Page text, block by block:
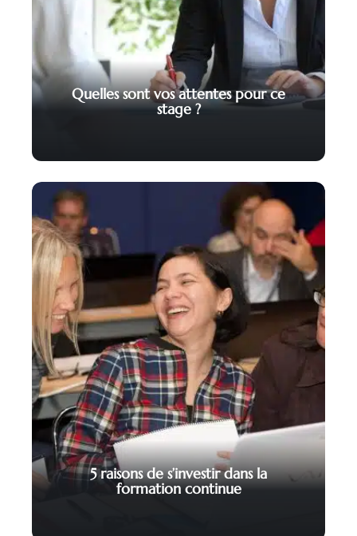
Quelles sont vos attentes pour ce
stage ?
5 raisons de s’investir dans la
formation continue